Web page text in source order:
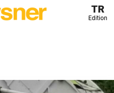
TR
Edition